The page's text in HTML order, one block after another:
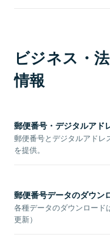
ビジネス・
情報
郵便番号・デジタルアド
郵便番号とデジタルアドレ
を提供。
郵便番号データのダウン
各種データのダウンロード
更新）